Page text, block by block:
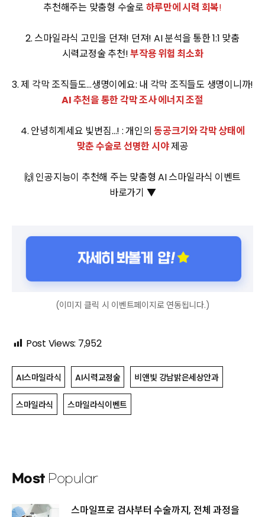
추천해주는 맞춤형 수술로 하루만에 시력 회복!
2. 스마일라식 고민을 던져! 던져! AI 분석을 통한 1:1 맞춤
시력교정술 추천!부작용 위험 최소화
3. 제 각막 조직들도…생명이에요: 내 각막 조직들도 생명이니까!
AI 추천을 통한 각막 조사 에너지 조절
4. 안녕히계세요 빛번짐…! : 개인의동공크기와 각막 상태에
맞춘 수술로 선명한 시야제공
🙌 인공지능이 추천해 주는 맞춤형 AI 스마일라식 이벤트
바로가기 ▼
(이미지 클릭 시 이벤트페이지로 연동됩니다.)
Post Views: 7,952
AI스마일라식 AI시력교정술 비앤빛 강남밝은세상안과
스마일라식 스마일라식이벤트
Most Popular
스마일프로 검사부터 수술까지, 전체 과정을